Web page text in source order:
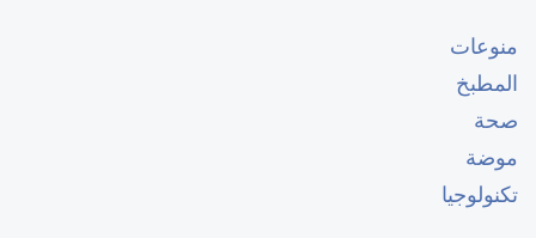
منوعات
المطبخ
صحة
موضة
تكنولوجيا